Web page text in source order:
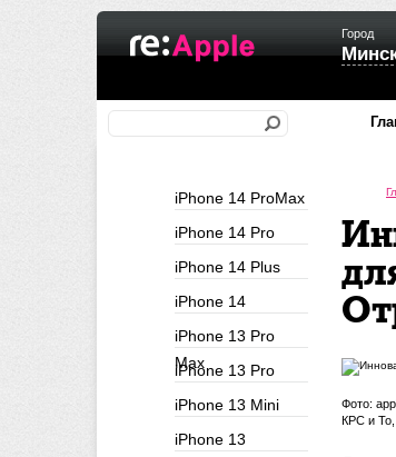
Город
iPhone 14 ProMax
iPhone 14 Pro
iPhone 14 Plus
iPhone 14
iPhone 13 Pro
Max
iPhone 13 Pro
iPhone 13 Mini
iPhone 13
Фото:
КРС и